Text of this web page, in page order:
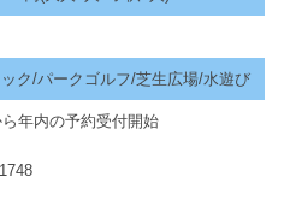
ク/パークゴルフ/芝生広場/水遊び
年内の予約受付開始